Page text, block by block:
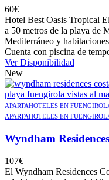
60€
Hotel Best Oasis Tropical
a 50 metros de la playa de
Mediterráneo y
Cuenta con piscina de
Ver Disponibilidad
New
APARTAHOTELES EN
APARTAHOTELES EN
Wyndham
107€
El Wyndham Residences